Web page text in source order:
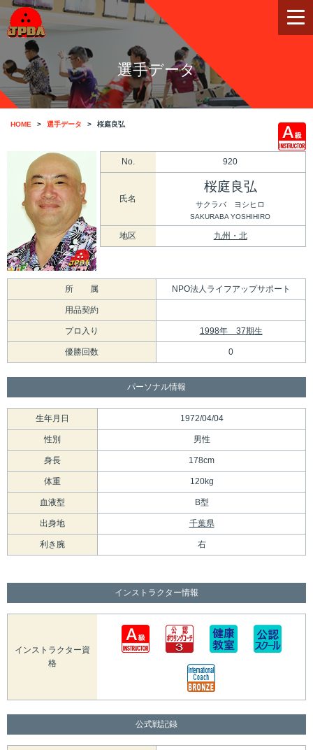
選手データ
HOME 選手データ 桜庭良弘
No. 920
氏名
桜庭良弘
サクラバ ヨシヒロ
SAKURABA YOSHIHIRO
地区 九州・北
所 属 NPO法人ライフアップサポート
用品契約
プロ入り 1998年 37期生
優勝回数 0
パーソナル情報
生年月日 1972/04/04
性別 男性
身長 178cm
体重 120kg
血液型 B型
出身地 千葉県
利き腕 右
インストラクター情報
インストラクター資
格
公式戦記録